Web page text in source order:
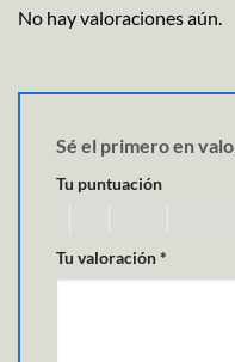
No hay valoraciones aún.
Sé el primero en
Tu puntuación
Tu valoración*